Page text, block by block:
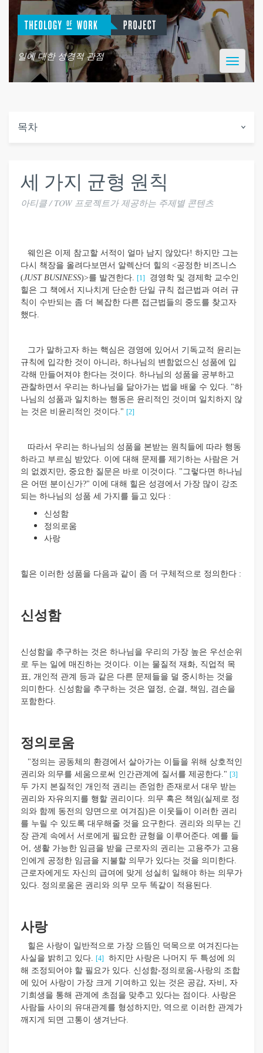
일에 대한 성경적 관점
Toggle
목차
세 가지 균형 원칙
아티클 / TOW 프로젝트가 제공하는 주제별 콘텐츠
웨인은 이제 참고할 서적이 얼마 남지 않았다! 하지만 그는
다시 책장을 올려다보면서 알렉산더 힐의 <공정한 비즈니스
(JUST BUSINESS)>를 발견한다. [1]
경영학 및 경제학 교수인
힐은 그 책에서 지나치게 단순한 단일 규칙 접근법과 여러 규
칙이 수반되는 좀 더 복잡한 다른 접근법들의 중도를 찾고자
했다.
그가 말하고자 하는 핵심은 경영에 있어서 기독교적 윤리는
규칙에 입각한 것이 아니라, 하나님의 변함없으신 성품에 입
각해 만들어져야 한다는 것이다. 하나님의 성품을 공부하고
관찰하면서 우리는 하나님을 닮아가는 법을 배울 수 있다. "하
나님의 성품과 일치하는 행동은 윤리적인 것이며 일치하지 않
는 것은 비윤리적인 것이다." [2]
따라서 우리는 하나님의 성품을 본받는 원칙들에 따라 행동
하라고 부르심 받았다. 이에 대해 문제를 제기하는 사람은 거
의 없겠지만, 중요한 질문은 바로 이것이다. "그렇다면 하나님
은 어떤 분이신가?" 이에 대해 힐은 성경에서 가장 많이 강조
되는 하나님의 성품 세 가지를 들고 있다 :
신성함
정의로움
사랑
힐은 이러한 성품을 다음과 같이 좀 더 구체적으로 정의한다 :
신성함
신성함을 추구하는 것은 하나님을 우리의 가장 높은 우선순위
로 두는 일에 매진하는 것이다. 이는 물질적 재화, 직업적 목
표, 개인적 관계 등과 같은 다른 문제들을 덜 중시하는 것을
의미한다. 신성함을 추구하는 것은 열정, 순결, 책임, 겸손을
포함한다.
정의로움
"정의는 공동체의 환경에서 살아가는 이들을 위해 상호적인
권리와 의무를 세움으로써 인간관계에 질서를 제공한다." [3]
두 가지 본질적인 개인적 권리는 존엄한 존재로서 대우 받는
권리와 자유의지를 행할 권리이다. 의무 혹은 책임(실제로 정
의와 함께 동전의 양면으로 여겨짐)은 이웃들이 이러한 권리
를 누릴 수 있도록 대우해줄 것을 요구한다. 권리와 의무는 긴
장 관계 속에서 서로에게 필요한 균형을 이루어준다. 예를 들
어, 생활 가능한 임금을 받을 근로자의 권리는 고용주가 고용
인에게 공정한 임금을 지불할 의무가 있다는 것을 의미한다.
근로자에게도 자신의 급여에 맞게 성실히 일해야 하는 의무가
있다. 정의로움은 권리와 의무 모두 똑같이 적용된다.
사랑
힐은 사랑이 일반적으로 가장 으뜸인 덕목으로 여겨진다는
사실을 밝히고 있다. [4]
하지만 사랑은 나머지 두 특성에 의
해 조정되어야 할 필요가 있다. 신성함-정의로움-사랑의 조합
에 있어 사랑이 가장 크게 기여하고 있는 것은 공감, 자비, 자
기희생을 통해 관계에 초점을 맞추고 있다는 점이다. 사랑은
사람들 사이의 유대관계를 형성하지만, 역으로 이러한 관계가
깨지게 되면 고통이 생겨난다.